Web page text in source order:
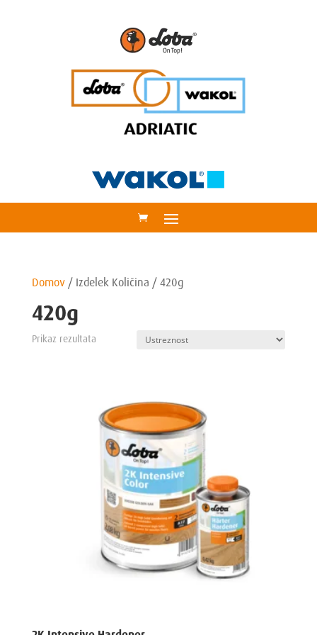
Domov/ Izdelek Količina / 420g
420g
Prikaz rezultata